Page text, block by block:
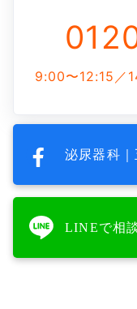
9:00〜12:15／
泌尿器科｜
LINEで相